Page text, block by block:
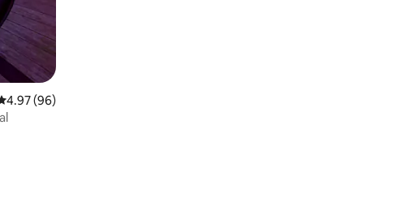
ะแนนเฉลี่ย 4.97 จาก 5, 96 รีวิว
4.97 (96)